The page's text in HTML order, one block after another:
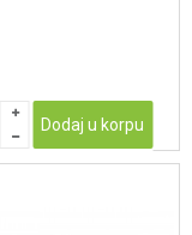
Dodaj u korpu